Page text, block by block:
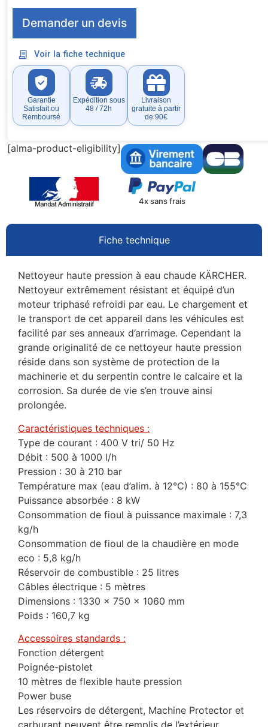
Demander un devis
Voir la fiche technique
Garantie
Satisfait ou
Remboursé
Expédition sous
48 / 72h
Livraison
gratuite à partir
de 90€
[alma-product-eligibility]
4x sans frais
Fiche technique
Nettoyeur haute pression à eau chaude KÄRCHER.
Nettoyeur extrêmement résistant et équipé d’un
moteur triphasé refroidi par eau. Le chargement et
le transport de cet appareil dans les véhicules est
facilité par ses anneaux d’arrimage. Cependant la
grande originalité de ce nettoyeur haute pression
réside dans son système de protection de la
machinerie et du serpentin contre le calcaire et la
corrosion. Sa durée de vie s’en trouve ainsi
prolongée.
Caractéristiques techniques :
Type de courant : 400 V tri/ 50 Hz
Débit : 500 à 1000 l/h
Pression : 30 à 210 bar
Température max (eau d’alim. à 12°C) : 80 à 155°C
Puissance absorbée : 8 kW
Consommation de fioul à puissance maximale : 7,3
kg/h
Consommation de fioul de la chaudière en mode
eco : 5,8 kg/h
Réservoir de combustible : 25 litres
Câbles électrique : 5 mètres
Dimensions : 1330 x 750 x 1060 mm
Poids : 160,7 kg
Accessoires standards :
Fonction détergent
Poignée-pistolet
10 mètres de flexible haute pression
Power buse
Les réservoirs de détergent, Machine Protector et
carburant peuvent être remplis de l’extérieur